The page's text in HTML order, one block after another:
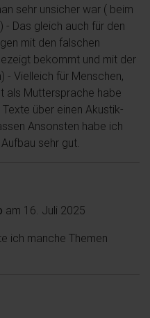
sehr unsicher war ( beim
- Das gleich auch für den
mit den falschen
bekommt und mit der
- Vielleich für Menschen,
als Muttersprache habe
über einen Akustik-
Ansonsten habe ich
sehr gut.
am 16. Juli 2025
ich manche Themen